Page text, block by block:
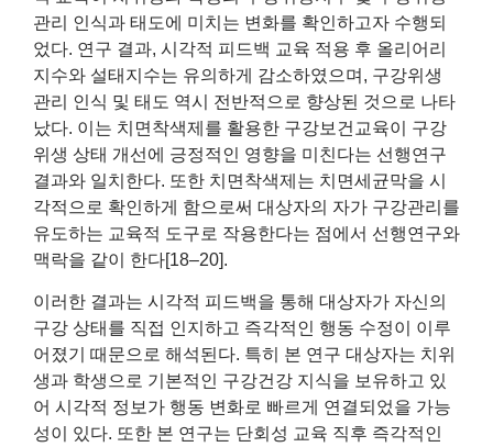
관리 인식과 태도에 미치는 변화를 확인하고자 수행되
었다. 연구 결과, 시각적 피드백 교육 적용 후 올리어리
지수와 설태지수는 유의하게 감소하였으며, 구강위생
관리 인식 및 태도 역시 전반적으로 향상된 것으로 나타
났다. 이는 치면착색제를 활용한 구강보건교육이 구강
위생 상태 개선에 긍정적인 영향을 미친다는 선행연구
결과와 일치한다. 또한 치면착색제는 치면세균막을 시
각적으로 확인하게 함으로써 대상자의 자가 구강관리를
유도하는 교육적 도구로 작용한다는 점에서 선행연구와
맥락을 같이 한다[18–20].
이러한 결과는 시각적 피드백을 통해 대상자가 자신의
구강 상태를 직접 인지하고 즉각적인 행동 수정이 이루
어졌기 때문으로 해석된다. 특히 본 연구 대상자는 치위
생과 학생으로 기본적인 구강건강 지식을 보유하고 있
어 시각적 정보가 행동 변화로 빠르게 연결되었을 가능
성이 있다. 또한 본 연구는 단회성 교육 직후 즉각적인